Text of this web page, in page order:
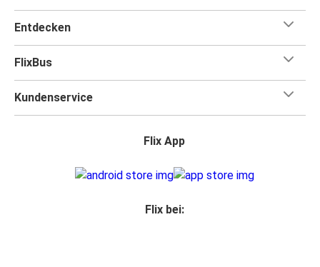
Entdecken
FlixBus
Kundenservice
Flix App
Flix bei: